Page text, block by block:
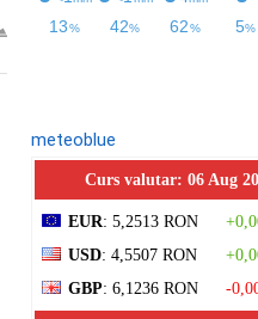
meteoblue
Curs valutar: 06 Aug
EUR: 5,2513 RON
USD: 4,5507 RON
GBP: 6,1236 RON -